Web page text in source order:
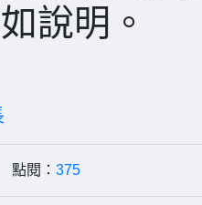
說明。
點閱： 375